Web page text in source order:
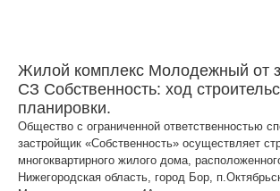
Жилой комплекс Молодежный от
СЗ Собственность: ход
планировки.
Общество с ограниченной ответственностью
застройщик «Собственность» осуществляет
многоквартирного жилого дома,
Нижегородская область, город Бор,